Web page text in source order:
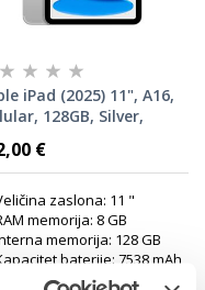
iPad (2025) 11", A16,
128GB, Silver,
€
zaslona: 11 "
memorija: 8 GB
memorija: 128 GB
baterije: 7538 mAh
Mobilni podatci: Da